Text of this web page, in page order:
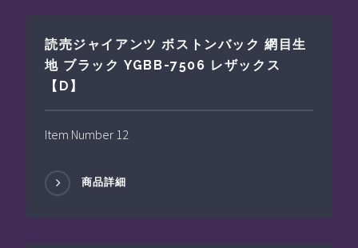
読売ジャイアンツ ボストンバック 網目生
地 ブラック YGBB-7506 レザックス
【D】
Item Number 12
商品詳細